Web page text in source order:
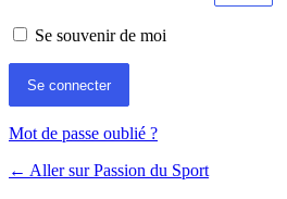
Se souvenir de moi
Mot de passe oublié ?
← Aller sur Passion du Sport